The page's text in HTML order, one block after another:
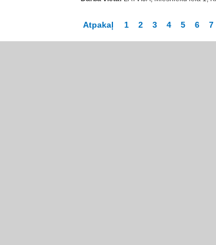
Atpakaļ 1 2 3 4 5 6 7